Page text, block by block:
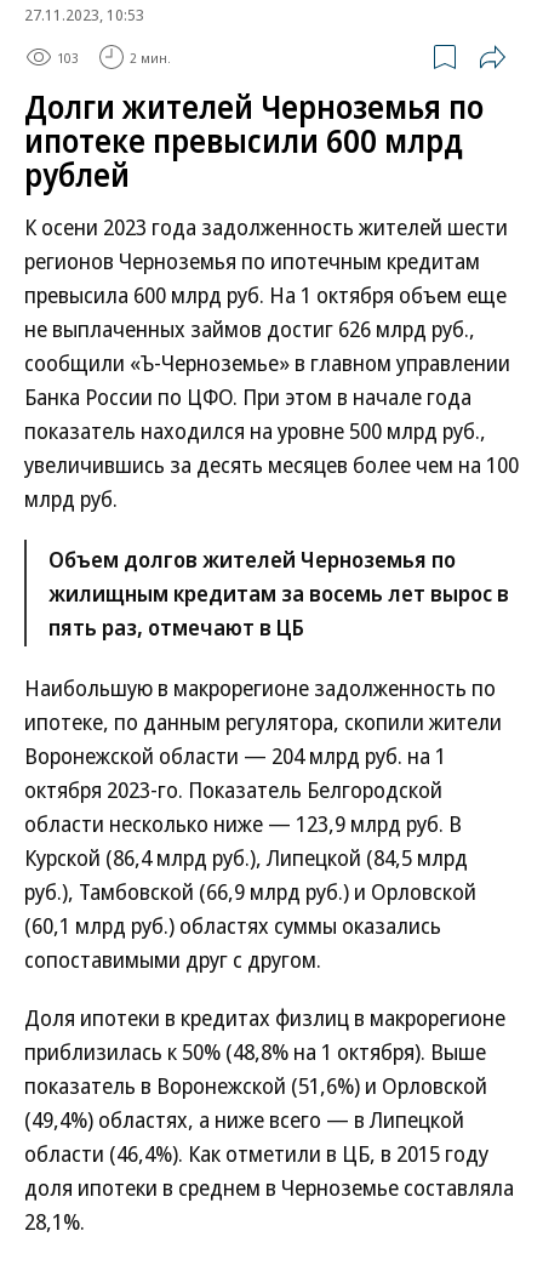
27.11.2023, 10:53
103 2 мин.
Долги жителей Черноземья по
ипотеке превысили 600 млрд
рублей
К осени 2023 года задолженность жителей шести
регионов Черноземья по ипотечным кредитам
превысила 600 млрд руб. На 1 октября объем еще
не выплаченных займов достиг 626 млрд руб.,
сообщили «Ъ-Черноземье» в главном управлении
Банка России по ЦФО. При этом в начале года
показатель находился на уровне 500 млрд руб.,
увеличившись за десять месяцев более чем на 100
млрд руб.
Объем долгов жителей Черноземья по
жилищным кредитам за восемь лет вырос в
пять раз, отмечают в ЦБ
Наибольшую в макрорегионе задолженность по
ипотеке, по данным регулятора, скопили жители
Воронежской области — 204 млрд руб. на 1
октября 2023-го. Показатель Белгородской
области несколько ниже — 123,9 млрд руб. В
Курской (86,4 млрд руб.), Липецкой (84,5 млрд
руб.), Тамбовской (66,9 млрд руб.) и Орловской
(60,1 млрд руб.) областях суммы оказались
сопоставимыми друг с другом.
Доля ипотеки в кредитах физлиц в макрорегионе
приблизилась к 50% (48,8% на 1 октября). Выше
показатель в Воронежской (51,6%) и Орловской
(49,4%) областях, а ниже всего — в Липецкой
области (46,4%). Как отметили в ЦБ, в 2015 году
доля ипотеки в среднем в Черноземье составляла
28,1%.